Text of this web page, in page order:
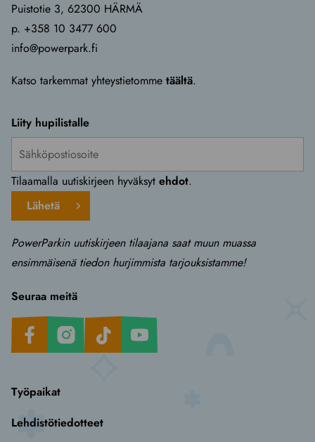
Puistotie 3, 62300 HÄRMÄ
p. +358 10 3477 600
info@powerpark.fi
Katso tarkemmat yhteystietomme täältä.
Liity hupilistalle
Tilaamalla uutiskirjeen hyväksyt ehdot.
Lähetä
PowerParkin uutiskirjeen tilaajana saat muun muassa
ensimmäisenä tiedon hurjimmista tarjouksistamme!
Työpaikat
Lehdistötiedotteet
Seuraa meitä
FacebookInstagramTikTok Youtube